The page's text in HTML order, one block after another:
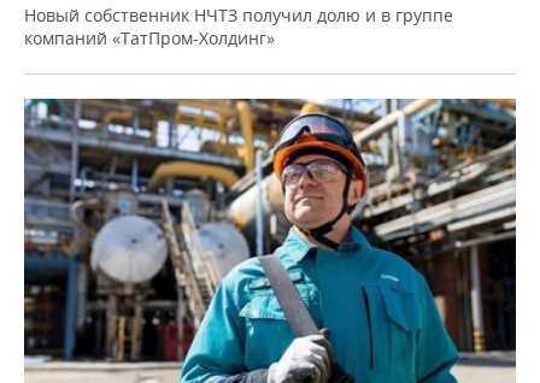
Новый собственник НЧТЗ получил долю и в группе
компаний «ТатПром-Холдинг»